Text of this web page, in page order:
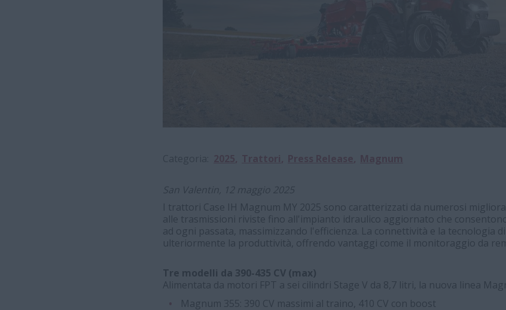
San Valentin, 12 maggio 2025
I trattori Case IH Magnum MY 2025 sono caratterizzati da numerosi
alle trasmissioni riviste fino all'impianto idraulico aggiornato che
ad ogni passata, massimizzando l'efficienza. La connettività e la tecnologia
ulteriormente la produttività, offrendo vantaggi come il monitoraggio da
Tre modelli da 390-435 CV (max)
Alimentata da motori FPT a sei cilindri Stage V da 8,7 litri, la nuova linea
Magnum 355: 390 CV massimi al traino, 410 CV con boost